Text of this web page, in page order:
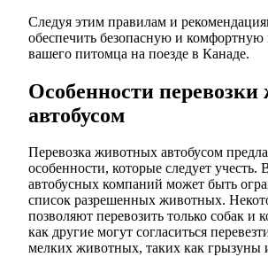
Следуя этим правилам и
обеспечить безопасную и комфортную
вашего питомца на поезде в Канаде.
Особенности
автобусом
Перевозка животных автобусом
особенности, которые следует учесть.
автобусных компаний может быть
список разрешенных животных.
позволяют перевозить только собак и
как другие могут согласиться
мелких животных, таких как грызуны